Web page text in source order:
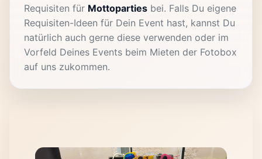
Requisiten für Mottoparties bei. Falls Du eigene
Requisiten-Ideen für Dein Event hast, kannst Du
natürlich auch gerne diese verwenden oder im
Vorfeld Deines Events beim Mieten der Fotobox
auf uns zukommen.